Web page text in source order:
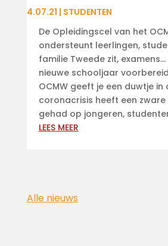
4.07.21 | STUDENTEN
De Opleidingscel van het
ondersteunt leerlingen,
familie Tweede zit,
nieuwe schooljaar
OCMW geeft je een duwtje in
coronacrisis heeft een
gehad op jongeren,
LEES MEER
Alle nieuws